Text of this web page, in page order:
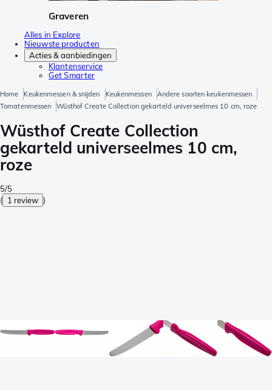
Graveren
Alles in Explore
Nieuwste producten
Acties & aanbiedingen
Klantenservice
Get Smarter
Home Keukenmessen & snijden Keukenmessen
Andere soorten keukenmessen
Tomatenmessen
Wüsthof Create Collection gekarteld universeelmes 10 cm, roze
Wüsthof Create Collection
gekarteld universeelmes 10 cm,
roze
5/5
( 1 review )